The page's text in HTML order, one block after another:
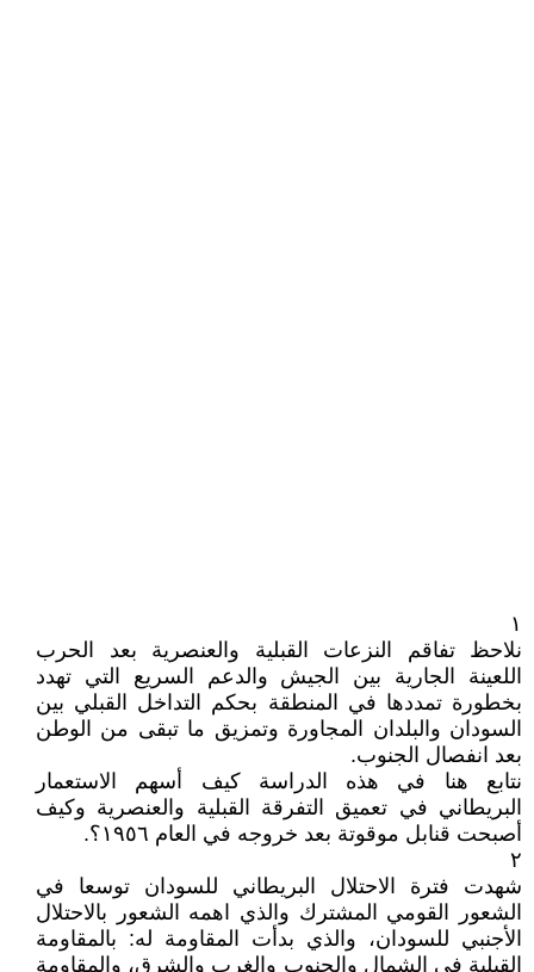
١
نلاحظ تفاقم النزعات القبلية والعنصرية بعد الحرب
اللعينة الجارية بين الجيش والدعم السريع التي تهدد
بخطورة تمددها في المنطقة بحكم التداخل القبلي بين
السودان والبلدان المجاورة وتمزيق ما تبقى من الوطن
بعد انفصال الجنوب.
نتابع هنا في هذه الدراسة كيف أسهم الاستعمار
البريطاني في تعميق التفرقة القبلية والعنصرية وكيف
أصبحت قنابل موقوتة بعد خروجه في العام ١٩٥٦؟.
٢
شهدت فترة الاحتلال البريطاني للسودان توسعا في
الشعور القومي المشترك والذي اهمه الشعور بالاحتلال
الأجنبي للسودان، والذي بدأت المقاومة له: بالمقاومة
القبلية في الشمال والجنوب والغرب والشرق، والمقاومة